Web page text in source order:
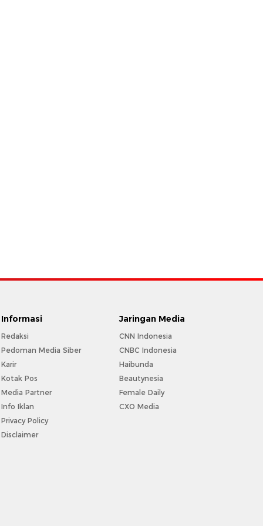
Informasi
Redaksi
Pedoman Media Siber
Karir
Kotak Pos
Media Partner
Info Iklan
Privacy Policy
Disclaimer
Jaringan Media
CNN Indonesia
CNBC Indonesia
Haibunda
Beautynesia
Female Daily
CXO Media